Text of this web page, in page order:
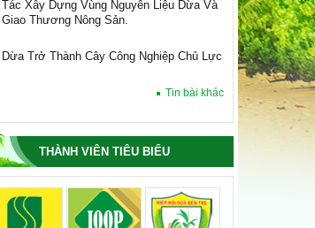
HIỆP HỘI DỪA VIỆT NAM LÀM VIỆC VỚI
XÂY DỰNG CHUỖI CUNG ỨNG NGÀNH
Trưởng Lần Thứ 61, Cộng Đồng Dừa Quốc
Tế (international Coconut Community –
ICC)
Việt Nam - Myanmar Tăng Cường Hợp
Tác Xây Dựng Vùng Nguyên Liệu Dừa Và
Giao Thương Nông Sản.
Tin bài khác
THÀNH VIÊN TIÊU BIỂU